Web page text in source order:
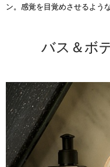
ン。感覚を目覚めさせるよう
バス＆ボ